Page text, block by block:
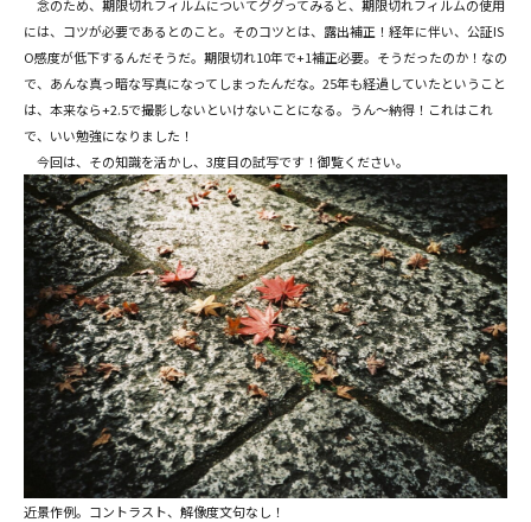
念のため、期限切れフィルムについてググってみると、期限切れフィルムの使用
には、コツが必要であるとのこと。そのコツとは、露出補正！経年に伴い、公証IS
O感度が低下するんだそうだ。期限切れ10年で+1補正必要。そうだったのか！なの
で、あんな真っ暗な写真になってしまったんだな。25年も経過していたということ
は、本来なら+2.5で撮影しないといけないことになる。うん～納得！これはこれ
で、いい勉強になりました！
今回は、その知識を活かし、3度目の試写です！御覧ください。
近景作例。コントラスト、解像度文句なし！